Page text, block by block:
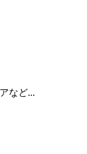
など...